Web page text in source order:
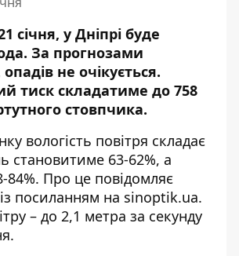
січня, у Дніпрі буде
За прогнозами
не очікується.
тиск складатиме до 758
стовпчика.
вологість повітря складає
становитиме 63-62%, а
84%. Про це повідомляє
посиланням на sinoptik.ua.
– до 2,1 метра за секунду